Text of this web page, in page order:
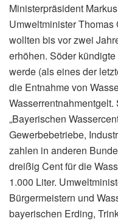
Ministerpräsident
Umweltminister
wollten bis vor zwei
erhöhen. Söder
werde (als eines der
die Entnahme von
„Bayerischen
Gewerbebetriebe,
zahlen in anderen
dreißig Cent für die
1.000 Liter.
Bürgermeistern und
bayerischen Erding,